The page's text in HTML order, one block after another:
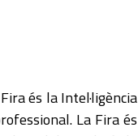
és la Intel·ligència
La Fira és